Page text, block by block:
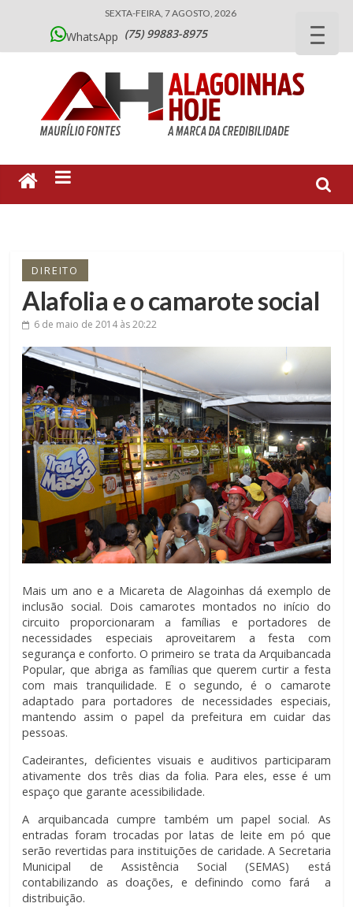
SEXTA-FEIRA, 7 AGOSTO, 2026
WhatsApp (75) 99883-8975
DIREITO
Alafolia e o camarote social
6 de maio de 2014às 20:22
Mais um ano e a Micareta de Alagoinhas dá exemplo de
inclusão social. Dois camarotes montados no início do
circuito proporcionaram a famílias e portadores de
necessidades especiais aproveitarem a festa com
segurança e conforto. O primeiro se trata da Arquibancada
Popular, que abriga as famílias que querem curtir a festa
com mais tranquilidade. E o segundo, é o camarote
adaptado para portadores de necessidades especiais,
mantendo assim o papel da prefeitura em cuidar das
pessoas.
Cadeirantes, deficientes visuais e auditivos participaram
ativamente dos três dias da folia. Para eles, esse é um
espaço que garante acessibilidade.
A arquibancada cumpre também um papel social. As
entradas foram trocadas por latas de leite em pó que
serão revertidas para instituições de caridade. A Secretaria
Municipal de Assistência Social (SEMAS) está
contabilizando as doações, e definindo como fará a
distribuição.